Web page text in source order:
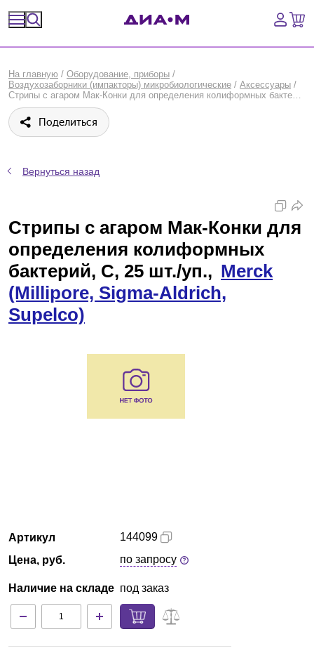
Оборудование, приборы
Расходные материалы, пластик, стекло
Библиотека
Сравнение
Технический сервис
На главную / Оборудование, приборы /
Воздухозаборники (импакторы) микробиологические / Аксессуары /
Стрипы с агаром Мак-Конки для определения колиформных бактерий, C, 25 шт./уп., Merck (Millipore, Sigma-Aldrich, Supelco)
Поделиться
Вернуться назад
Стрипы с агаром Мак-Конки для
определения колиформных
бактерий, C, 25 шт./уп., Merck
(Millipore, Sigma-Aldrich,
Supelco)
Артикул
Цена, руб.
Наличие на складе
144099
по запросу
под заказ